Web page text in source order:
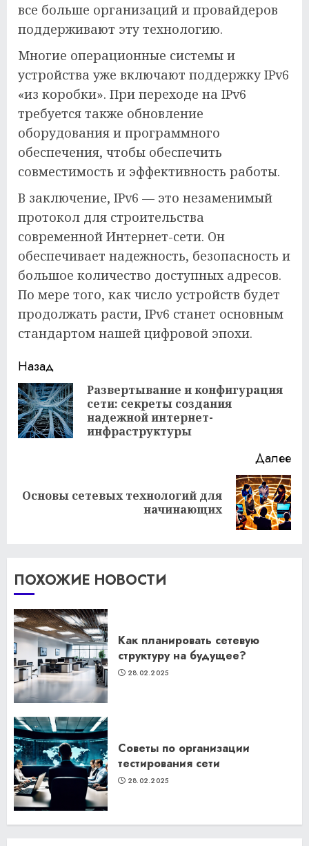
все больше организаций и провайдеров
поддерживают эту технологию.
Многие операционные системы и
устройства уже включают поддержку IPv6
«из коробки». При переходе на IPv6
требуется также обновление
оборудования и программного
обеспечения, чтобы обеспечить
совместимость и эффективность работы.
В заключение, IPv6 — это незаменимый
протокол для строительства
современной Интернет-сети. Он
обеспечивает надежность, безопасность и
большое количество доступных адресов.
По мере того, как число устройств будет
продолжать расти, IPv6 станет основным
стандартом нашей цифровой эпохи.
Продолжить
чтение
Назад
Развертывание и конфигурация
сети: секреты создания
надежной интернет-
инфраструктуры
Далее
Следующая
Основы сетевых технологий для
начинающих
ПОХОЖИЕ НОВОСТИ
Как планировать сетевую
структуру на будущее?
28.02.2025
Советы по организации
тестирования сети
28.02.2025